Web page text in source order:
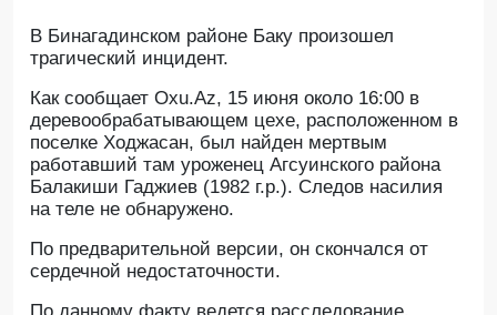
В Бинагадинском районе Баку произошел
трагический инцидент.
Как сообщает Oxu.Az, 15 июня около 16:00 в
деревообрабатывающем цехе, расположенном в
поселке Ходжасан, был найден мертвым
работавший там уроженец Агсуинского района
Балакиши Гаджиев (1982 г.р.). Следов насилия
на теле не обнаружено.
По предварительной версии, он скончался от
сердечной недостаточности.